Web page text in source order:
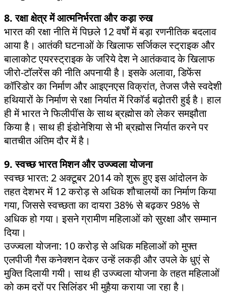
8. रक्षा क्षेत्र में आत्मनिर्भरता और कड़ा रुख
भारत की रक्षा नीति में पिछले 12 वर्षों में बड़ा रणनीतिक बदलाव
आया है। आतंकी घटनाओं के खिलाफ सर्जिकल स्ट्राइक और
बालाकोट एयरस्ट्राइक के जरिये देश ने आतंकवाद के खिलाफ
जीरो-टॉलरेंस की नीति अपनायी है। इसके अलावा, डिफेंस
कॉरिडोर का निर्माण और आइएनएस विक्रांत, तेजस जैसे स्वदेशी
हथियारों के निर्माण से रक्षा निर्यात में रिकॉर्ड बढ़ोतरी हुई है। हाल
ही में भारत ने फिलीपींस के साथ ब्रह्मोस को लेकर समझौता
किया है। साथ ही इंडोनेशिया से भी ब्रह्मोस निर्यात करने पर
बातचीत अंतिम दौर में है।
9. स्वच्छ भारत मिशन और उज्ज्वला योजना
स्वच्छ भारत: 2 अक्टूबर 2014 को शुरू हुए इस आंदोलन के
तहत देशभर में 12 करोड़ से अधिक शौचालयों का निर्माण किया
गया, जिससे स्वच्छता का दायरा 38% से बढ़कर 98% से
अधिक हो गया। इसने ग्रामीण महिलाओं को सुरक्षा और सम्मान
दिया।
उज्ज्वला योजना: 10 करोड़ से अधिक महिलाओं को मुफ्त
एलपीजी गैस कनेक्शन देकर उन्हें लकड़ी और उपले के धुएं से
मुक्ति दिलायी गयी। साथ ही उज्ज्वला योजना के तहत महिलाओं
को कम दरों पर सिलिंडर भी मुहैया कराया जा रहा है।